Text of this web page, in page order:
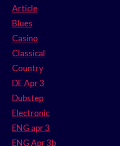
Article
Blues
Casino
Classical
Country
DE Apr 3
Dubstep
Electronic
ENG apr 3
ENG Apr 3b